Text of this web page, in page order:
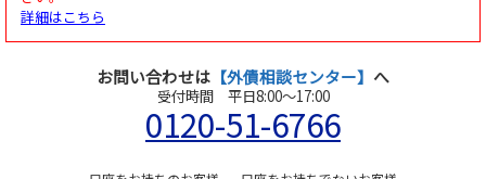
詳細はこちら
お問い合わせは 【外債相談センター】 へ
受付時間 平日8:00～17:00
0120-51-6766